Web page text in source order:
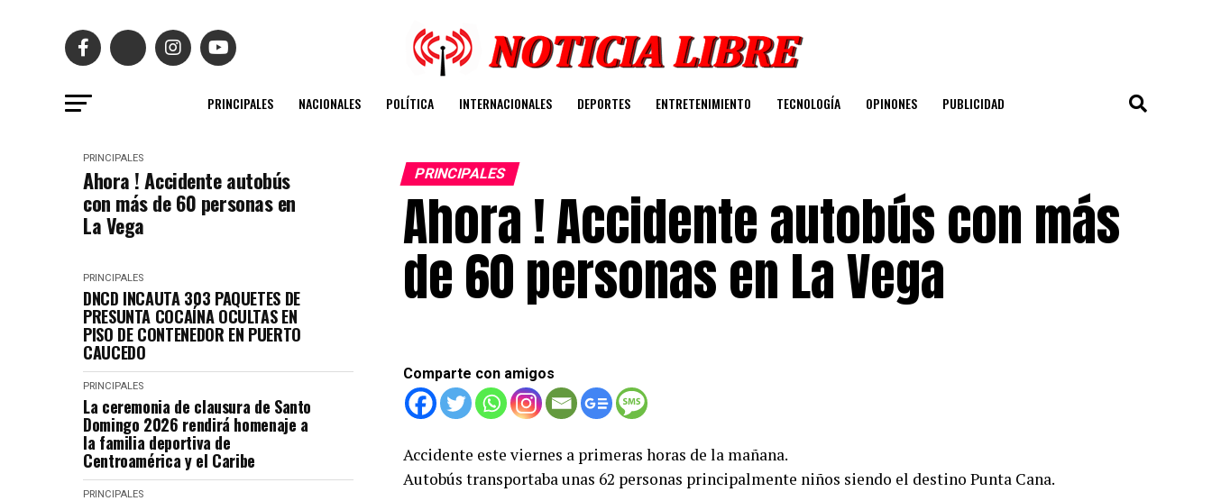
PRINCIPALES NACIONALES POLÍTICA INTERNACIONALES DEPORTES ENTRETENIMIENTO TECNOLOGÍA OPINONES PUBLICIDAD
PRINCIPALES
Ahora ! Accidente autobús
con más de 60 personas en
La Vega
PRINCIPALES
DNCD INCAUTA 303 PAQUETES DE
PRESUNTA COCAÍNA OCULTAS EN
PISO DE CONTENEDOR EN PUERTO
CAUCEDO
PRINCIPALES
La ceremonia de clausura de Santo
Domingo 2026 rendirá homenaje a
la familia deportiva de
Centroamérica y el Caribe
PRINCIPALES
PRINCIPALES
Ahora ! Accidente autobús con más
de 60 personas en La Vega
Comparte con amigos
Accidente este viernes a primeras horas de la mañana.
Autobús transportaba unas 62 personas principalmente niños siendo el destino Punta Cana.